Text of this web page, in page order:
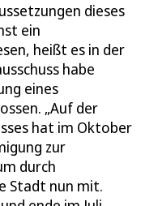
dieses
ein
heißt es in der
habe
eines
„Auf der
hat im Oktober
zur
durch
Stadt nun mit.